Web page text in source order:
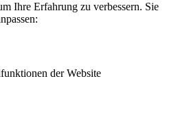
Ihre Erfahrung zu verbessern. Sie
der Website